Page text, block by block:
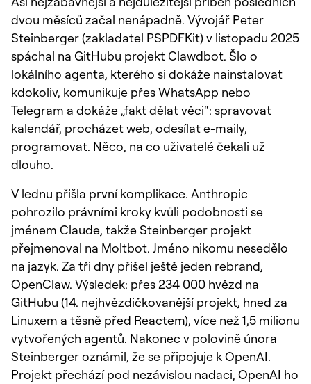
dvou měsíců začal nenápadně. Vývojář Peter
Steinberger (zakladatel PSPDFKit) v listopadu 2025
spáchal na GitHubu projekt Clawdbot. Šlo o
lokálního agenta, kterého si dokáže nainstalovat
kdokoliv, komunikuje přes WhatsApp nebo
Telegram a dokáže „fakt dělat věci“: spravovat
kalendář, procházet web, odesílat e-maily,
programovat. Něco, na co uživatelé čekali už
dlouho.
V lednu přišla první komplikace. Anthropic
pohrozilo právními kroky kvůli podobnosti se
jménem Claude, takže Steinberger projekt
přejmenoval na Moltbot. Jméno nikomu nesedělo
na jazyk. Za tři dny přišel ještě jeden rebrand,
OpenClaw. Výsledek: přes 234 000 hvězd na
GitHubu (14. nejhvězdičkovanější projekt, hned za
Linuxem a těsně před Reactem), více než 1,5 milionu
vytvořených agentů. Nakonec v polovině února
Steinberger oznámil, že se připojuje k OpenAI.
Projekt přechází pod nezávislou nadaci, OpenAI ho